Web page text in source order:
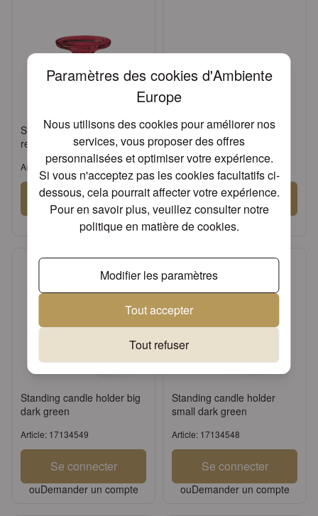
Paramètres des cookies d'Ambiente
Europe
Nous utilisons des cookies pour améliorer nos
services, vous proposer des offres
personnalisées et optimiser votre expérience.
Si vous n'acceptez pas les cookies facultatifs ci-
dessous, cela pourrait affecter votre expérience.
Pour en savoir plus, veuillez consulter notre
politique en matière de cookies.
Modifier les paramètres
Tout accepter
Tout refuser
Standing candle holder big
red
Article: 17134551
Se connecter
Demander un compte
Standing candle holder
small red
Article: 17134550
Se connecter
ouDemander un compte
Standing candle holder big
dark green
Article: 17134549
Se connecter
ouDemander un compte
Standing candle holder
small dark green
Article: 17134548
Se connecter
ouDemander un compte